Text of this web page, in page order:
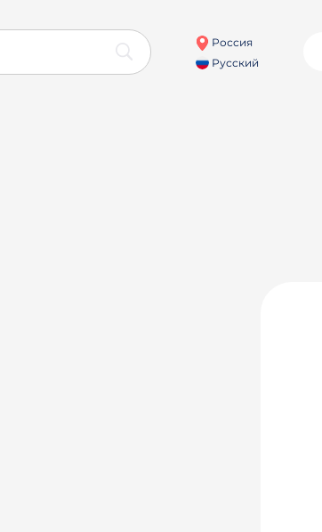
Россия
Русский